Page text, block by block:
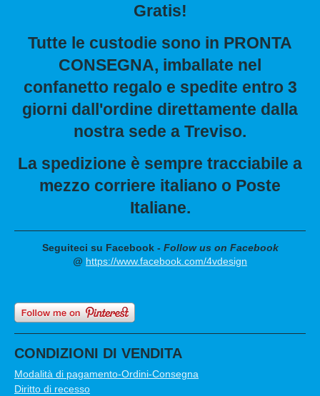
Gratis!
Tutte le custodie sono in PRONTA
CONSEGNA, imballate nel
confanetto regalo e spedite entro 3
giorni dall'ordine direttamente dalla
nostra sede a Treviso.
La spedizione è sempre tracciabile a
mezzo corriere italiano o Poste
Italiane.
Seguiteci su Facebook - Follow us on Facebook
@ https://www.facebook.com/4vdesign
CONDIZIONI DI VENDITA
Modalità di pagamento-Ordini-Consegna
Diritto di recesso